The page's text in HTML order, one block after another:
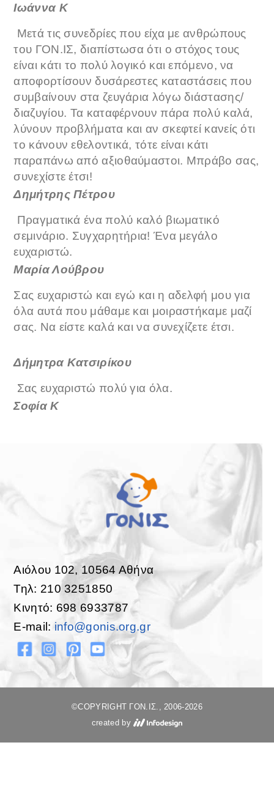
Ιωάννα Κ
Μετά τις συνεδρίες που είχα με ανθρώπους
του ΓΟΝ.ΙΣ, διαπίστωσα ότι ο στόχος τους
είναι κάτι το πολύ λογικό και επόμενο, να
αποφορτίσουν δυσάρεστες καταστάσεις που
συμβαίνουν στα ζευγάρια λόγω διάστασης/
διαζυγίου. Τα καταφέρνουν πάρα πολύ καλά,
λύνουν προβλήματα και αν σκεφτεί κανείς ότι
το κάνουν εθελοντικά, τότε είναι κάτι
παραπάνω από αξιοθαύμαστοι. Μπράβο σας,
συνεχίστε έτσι!
Δημήτρης Πέτρου
Πραγματικά ένα πολύ καλό βιωματικό
σεμινάριο. Συγχαρητήρια! Ένα μεγάλο
ευχαριστώ.
Μαρία Λούβρου
Σας ευχαριστώ και εγώ και η αδελφή μου για
όλα αυτά που μάθαμε και μοιραστήκαμε μαζί
σας. Να είστε καλά και να συνεχίζετε έτσι.
Δήμητρα Κατσιρίκου
Σας ευχαριστώ πολύ για όλα.
Σοφία Κ
Αιόλου 102, 10564 Αθήνα
Τηλ: 210 3251850
Κινητό: 698 6933787
E-mail: info@gonis.org.gr
©COPYRIGHT ΓΟΝ.ΙΣ., 2006-2026
created by